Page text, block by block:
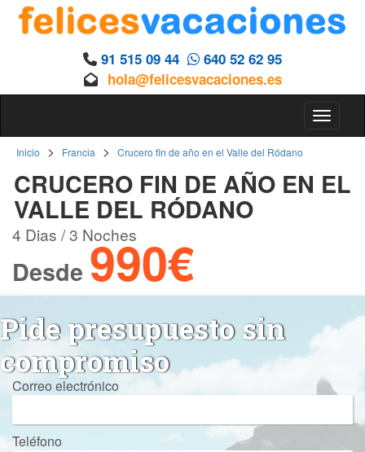
91 515 09 44
640 52 62 95
hola@felicesvacaciones.es
Inicio > Francia > Crucero fin de año en el Valle del Ródano
CRUCERO FIN DE AÑO EN EL
VALLE DEL RÓDANO
4 Dias / 3 Noches
Desde 990€
Pide presupuesto sin
compromiso
Correo electrónico
Teléfono